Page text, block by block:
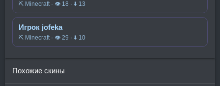
⛏️ Minecraft · 👁 18 · ⬇ 13
Игрок jofeka
⛏️ Minecraft · 👁 29 · ⬇ 10
Похожие скины